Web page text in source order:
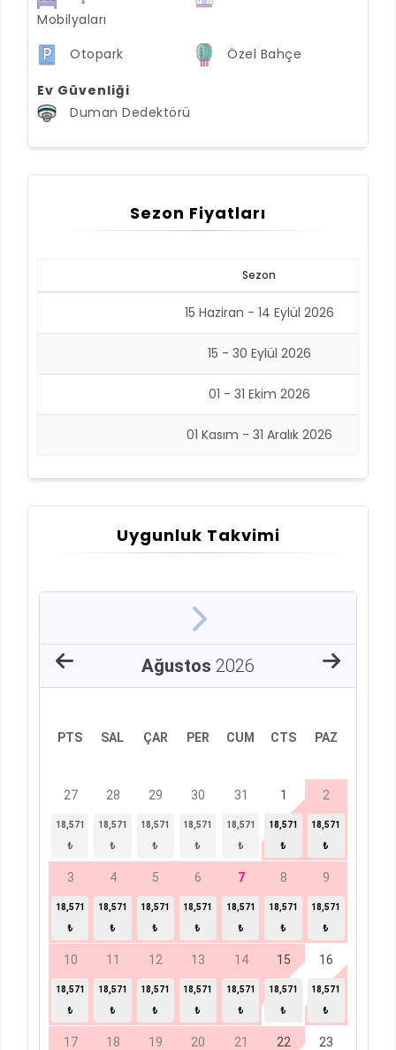
Mobilyaları
Otopark Özel Bahçe
Ev Güvenliği
Duman Dedektörü
Sezon Fiyatları
Sezon
15 Haziran - 14 Eylül 2026
15 - 30 Eylül 2026
01 - 31 Ekim 2026
01 Kasım - 31 Aralık 2026
Uygunluk Takvimi
Ağustos 2026
PTS SAL ÇAR PER CUM CTS PAZ
27
18,571
₺
28
18,571
₺
29
18,571
₺
30
18,571
₺
31
18,571
₺
1
18,571
₺
2
18,571
₺
3
18,571
₺
4
18,571
₺
5
18,571
₺
6
18,571
₺
7
18,571
₺
8
18,571
₺
9
18,571
₺
10
18,571
₺
11
18,571
₺
12
18,571
₺
13
18,571
₺
14
18,571
₺
15
18,571
₺
16
18,571
₺
17 18 19 20 21 22 23